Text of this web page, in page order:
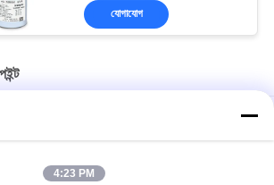
যোগাযোগ
গাড়ি পেইন্ট আকাশ নীল অ্যান্টি ইউভি মাল্টি ফাংশন
4:23 PM